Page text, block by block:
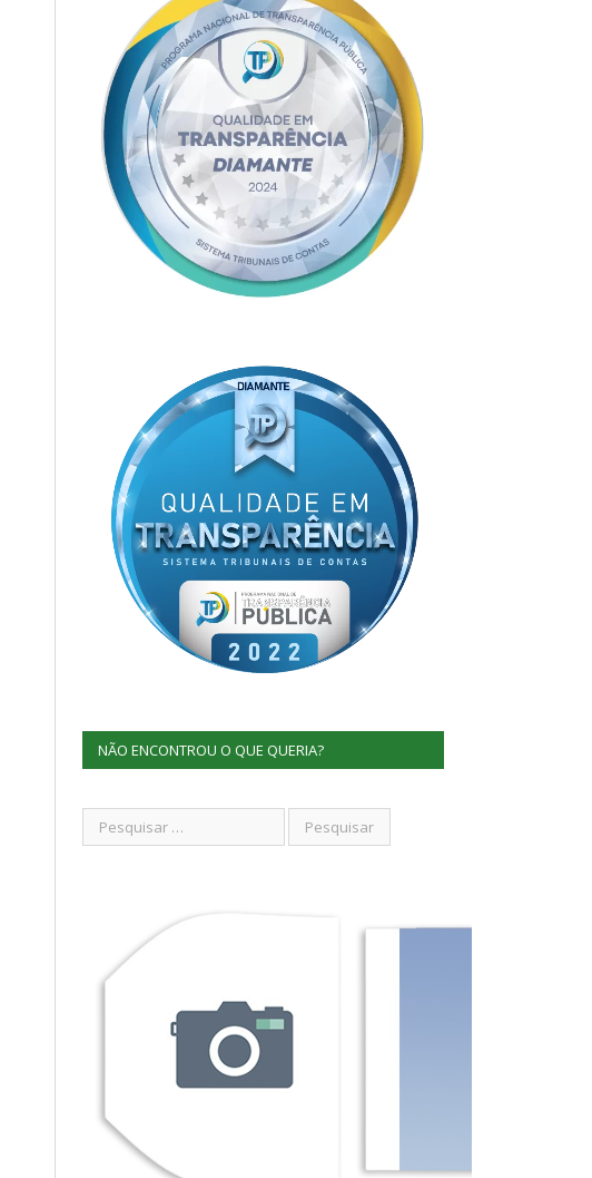
NÃO ENCONTROU O QUE QUERIA?